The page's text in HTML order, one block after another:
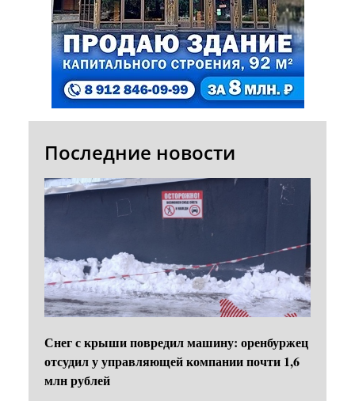
Последние новости
Снег с крыши повредил машину: оренбуржец
отсудил у управляющей компании почти 1,6
млн рублей